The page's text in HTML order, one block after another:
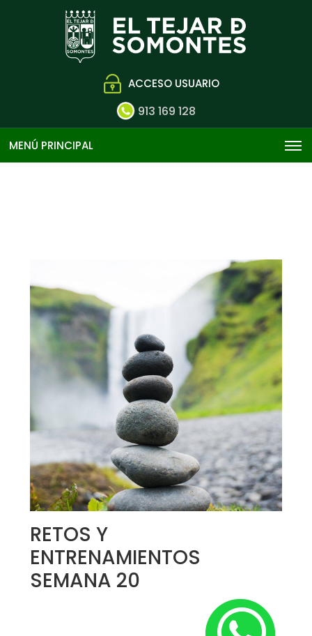
ACCESO USUARIO
913 169 128
MENÚ PRINCIPAL
RETOS Y
ENTRENAMIENTOS
SEMANA 20